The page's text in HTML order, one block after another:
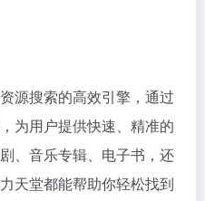
源搜索的高效引擎，通过
为用户提供快速、精准的
、音乐专辑、电子书，还
天堂都能帮助你轻松找到